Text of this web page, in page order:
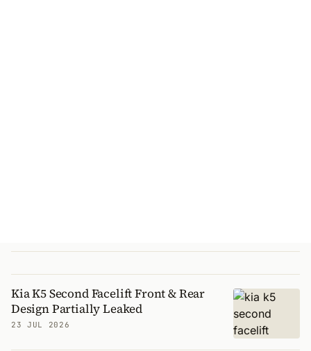
Kia K5 Second Facelift Front & Rear
Design Partially Leaked
23 JUL 2026